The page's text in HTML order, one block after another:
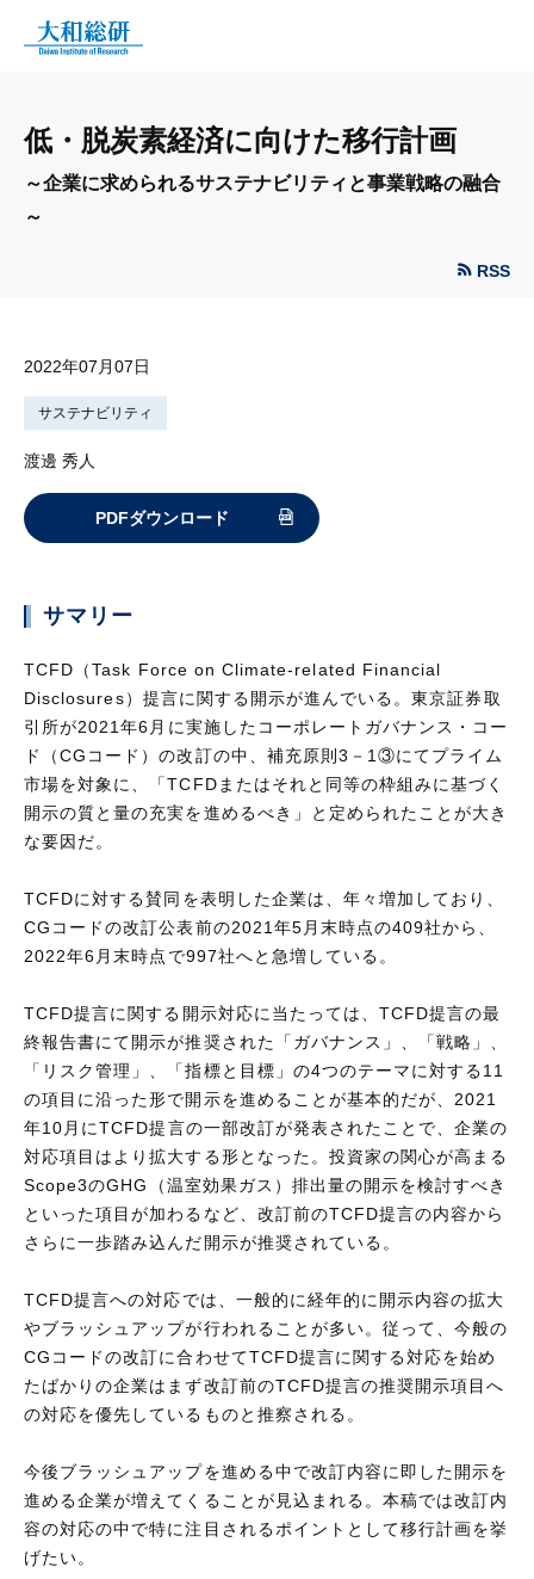
低・脱炭素経済に向けた移行計画
～企業に求められるサステナビリティと事業戦略の融合
～
RSS
2022年07月07日
サステナビリティ
渡邊 秀人
PDFダウンロード
サマリー
TCFD（Task Force on Climate-related Financial
Disclosures）提言に関する開示が進んでいる。東京証券取
引所が2021年6月に実施したコーポレートガバナンス・コー
ド（CGコード）の改訂の中、補充原則3－1③にてプライム
市場を対象に、「TCFDまたはそれと同等の枠組みに基づく
開示の質と量の充実を進めるべき」と定められたことが大き
な要因だ。
TCFDに対する賛同を表明した企業は、年々増加しており、
CGコードの改訂公表前の2021年5月末時点の409社から、
2022年6月末時点で997社へと急増している。
TCFD提言に関する開示対応に当たっては、TCFD提言の最
終報告書にて開示が推奨された「ガバナンス」、「戦略」、
「リスク管理」、「指標と目標」の4つのテーマに対する11
の項目に沿った形で開示を進めることが基本的だが、2021
年10月にTCFD提言の一部改訂が発表されたことで、企業の
対応項目はより拡大する形となった。投資家の関心が高まる
Scope3のGHG（温室効果ガス）排出量の開示を検討すべき
といった項目が加わるなど、改訂前のTCFD提言の内容から
さらに一歩踏み込んだ開示が推奨されている。
TCFD提言への対応では、一般的に経年的に開示内容の拡大
やブラッシュアップが行われることが多い。従って、今般の
CGコードの改訂に合わせてTCFD提言に関する対応を始め
たばかりの企業はまず改訂前のTCFD提言の推奨開示項目へ
の対応を優先しているものと推察される。
今後ブラッシュアップを進める中で改訂内容に即した開示を
進める企業が増えてくることが見込まれる。本稿では改訂内
容の対応の中で特に注目されるポイントとして移行計画を挙
げたい。